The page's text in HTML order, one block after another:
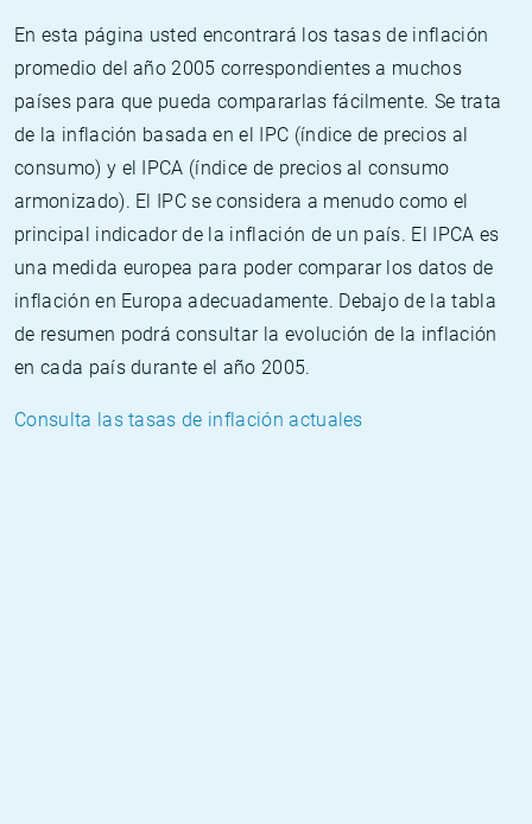
En esta página usted encontrará los tasas de inflación
promedio del año 2005 correspondientes a muchos
países para que pueda compararlas fácilmente. Se trata
de la inflación basada en el IPC (índice de precios al
consumo) y el IPCA (índice de precios al consumo
armonizado). El IPC se considera a menudo como el
principal indicador de la inflación de un país. El IPCA es
una medida europea para poder comparar los datos de
inflación en Europa adecuadamente. Debajo de la tabla
de resumen podrá consultar la evolución de la inflación
en cada país durante el año 2005.
Consulta las tasas de inflación actuales